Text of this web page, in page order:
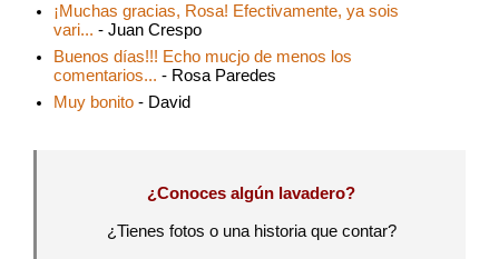
¡Muchas gracias, Rosa! Efectivamente, ya sois
vari... - Juan Crespo
Buenos días!!! Echo mucjo de menos los
comentarios... - Rosa Paredes
Muy bonito - David
¿Conoces algún lavadero?
¿Tienes fotos o una historia que contar?